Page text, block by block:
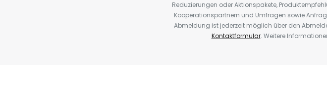
Reduzierungen oder Aktionspakete,
Kooperationspartnern und Umfragen sowie
Abmeldung ist jederzeit möglich über den
Kontaktformular. Weitere